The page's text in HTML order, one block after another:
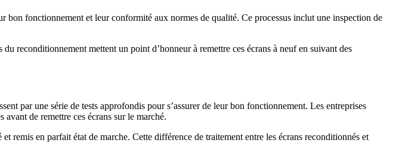
bon fonctionnement et leur conformité aux normes de qualité. Ce processus inclut une inspection de
reconditionnement mettent un point d’honneur à remettre ces écrans à neuf en suivant des
par une série de tests approfondis pour s’assurer de leur bon fonctionnement. Les entreprises
de remettre ces écrans sur le marché.
remis en parfait état de marche. Cette différence de traitement entre les écrans reconditionnés et